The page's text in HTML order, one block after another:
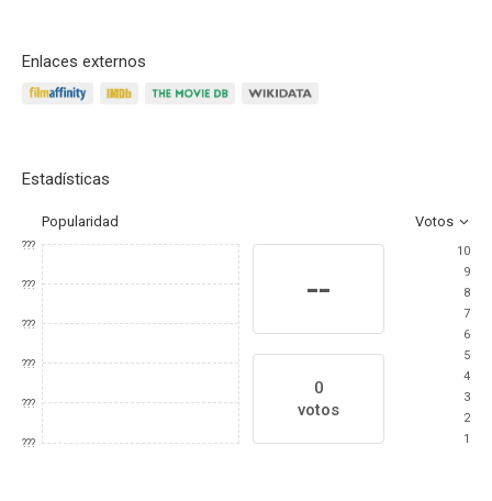
Enlaces externos
Estadísticas
Popularidad Votos
???
???
???
???
???
???
--
0
votos
10
9
8
7
6
5
4
3
2
1